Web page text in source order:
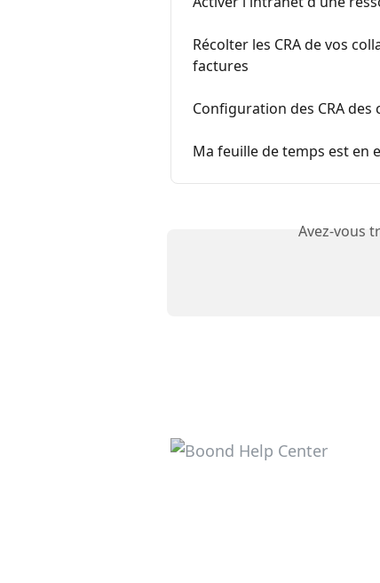
Récolter les CRA de vos
factures
Configuration des CRA
Ma feuille de temps est en
Avez-vous